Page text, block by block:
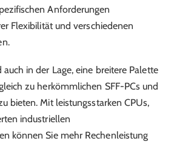
Anforderungen
Flexibilität und verschiedenen
in der Lage, eine breitere Palette
zu herkömmlichen SFF-PCs und
bieten. Mit leistungsstarken CPUs,
industriellen
können Sie mehr Rechenleistung